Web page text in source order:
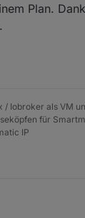
Plan.
/ Iobroker als VM
für
IP